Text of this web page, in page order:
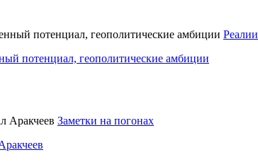
Реалии
потенциал, геополитические амбиции
Заметки на погонах